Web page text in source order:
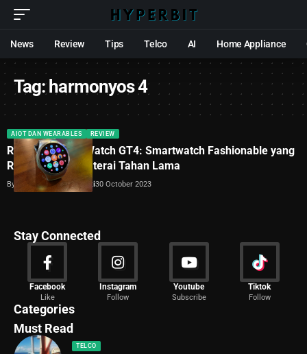
News Review Tips Telco AI Home Appliance
Tag: harmonyos 4
AIOT DAN WEARABLES REVIEW
Review Huawei Watch GT4: Smartwatch Fashionable yang
Responsif dan Baterai Tahan Lama
By Dimas Galih Windudjati30 October 2023
Stay Connected
Facebook
Like
Instagram
Follow
Youtube
Subscribe
Tiktok
Follow
Categories
News
2020 Articles
Must Read
TELCO